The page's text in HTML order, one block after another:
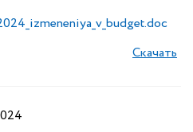
Скачать